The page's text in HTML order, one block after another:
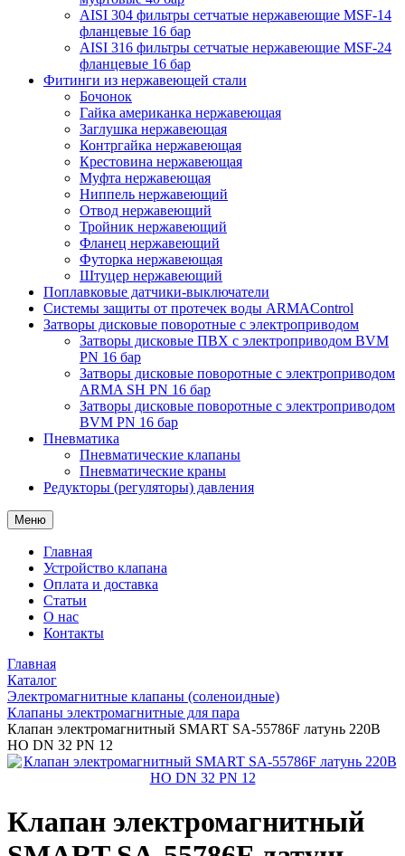
AISI 304 фильтры сетчатые нержавеющие MSF-14
фланцевые 16 бар
AISI 316 фильтры сетчатые нержавеющие MSF-24
фланцевые 16 бар
Фитинги из нержавеющей стали
Бочонок
Гайка американка нержавеющая
Заглушка нержавеющая
Контргайка нержавеющая
Крестовина нержавеющая
Муфта нержавеющая
Ниппель нержавеющий
Отвод нержавеющий
Тройник нержавеющий
Фланец нержавеющий
Футорка нержавеющая
Штуцер нержавеющий
Поплавковые датчики-выключатели
Системы защиты от протечек воды ARMAControl
Затворы дисковые поворотные с электроприводом
Затворы дисковые ПВХ с электроприводом BVM
PN 16 бар
Затворы дисковые поворотные с электроприводом
ARMA SH PN 16 бар
Затворы дисковые поворотные с электроприводом
BVM PN 16 бар
Пневматика
Пневматические клапаны
Пневматические краны
Редукторы (регуляторы) давления
Меню
Главная
Устройство клапана
Оплата и доставка
Статьи
О нас
Контакты
Главная
Каталог
Электромагнитные клапаны (соленоидные)
Клапаны электромагнитные для пара
Клапан электромагнитный SMART SA-55786F латунь 220В
НО DN 32 PN 12
Клапан электромагнитный